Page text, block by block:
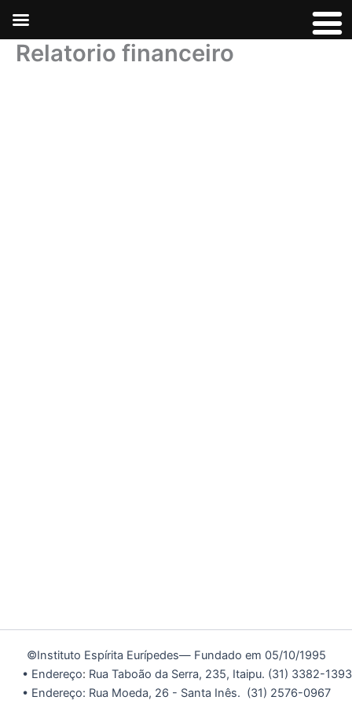
para
conteúdo
Relatorio financeiro
©Instituto Espírita Eurípedes— Fundado em 05/10/1995
• Endereço: Rua Taboão da Serra, 235, Itaipu. (31) 3382-1393
• Endereço: Rua Moeda, 26 - Santa Inês. (31) 2576-0967